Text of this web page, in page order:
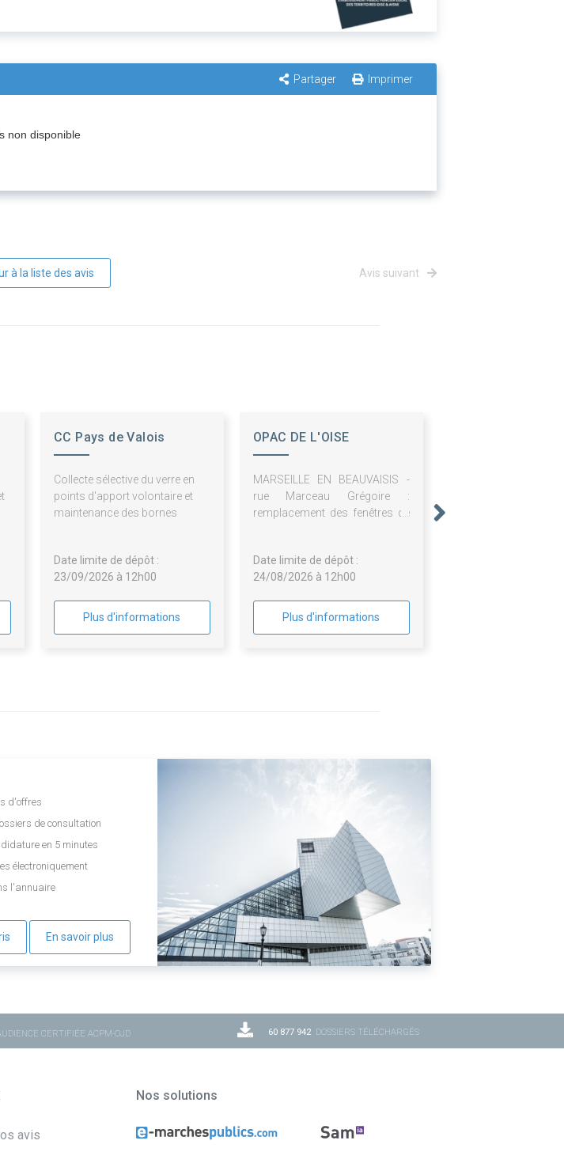
Partager Imprimer
non disponible
à la liste des avis Avis suivant
CC Pays de Valois
Collecte sélective du verre en
points d'apport volontaire et
maintenance des bornes
Date limite de dépôt :
23/09/2026 à 12h00
Plus d'informations
OPAC DE L'OISE
MARSEILLE EN BEAUVAISIS -
rue Marceau Grégoire :
remplacement des fenêtres de
Date limite de dépôt :
24/08/2026 à 12h00
Plus d'informations
d'offres
de consultation
en 5 minutes
électroniquement
l'annuaire
En savoir plus
CERTIFIÉE ACPM-OJD 60 877 942DOSSIERS TÉLÉCHARGÉS
avis
Nos solutions